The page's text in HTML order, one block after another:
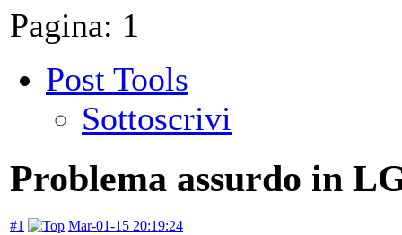
Pagina: 1
Post Tools
Sottoscrivi
Problema assurdo in
#1 Mar-01-15 20:19:24